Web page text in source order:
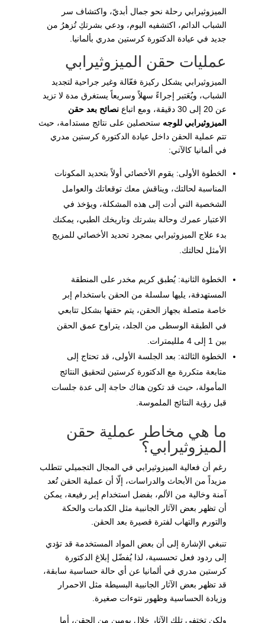
الميزوثيرابي رحلة نحو جمال أبديّ، واكتشاف سر
الشباب الدائم، اكتشفيه اليوم، ودعي بشرتكِ تُزهرُ من
جديد في عيادة الدكتورة كرستين مدري بألمانيا.
عمليات حقن الميزوثيرابي
الميزوثيرابي يشكل ركيزة فعّالة وغير جراحية لتجديد
الشباب، ويُعَتبر إجراءً سهلاً وسريعاً يستغرق مدة لا تزيد
عن 20 إلى 30 دقيقة، ومع اتباع
نصائح بعد حقن
الميزوثيرابي للوجه ستحصلين على نتائج مستدامة، حيث
تتم عملية الحقن داخل عيادة الدكتورة كرستين مدري
في ألمانيا كالآتي:
الخطوة الأولى: يقوم الأخصائي أولاً بتحديد المكونات
المناسبة لحالتك، ويناقش معك توقعاتك والعوامل
الشخصية التي أدت إلى هذه المشكلة، ويؤخذ في
الاعتبار عمرك وحالة بشرتك وتاريخك الطبي، يمكنك
بدء علاج الميزوثيرابي بمجرد تحديد الأخصائي للمزيج
الأمثل لحالتك.
الخطوة الثانية: يُطبق كريم مخدر على المنطقة
المستهدفة، يليها سلسلة من الحقن باستخدام إبر
خاصة متصلة بجهاز الحقن، يتم حقنها بشكل تتابعي
في الطبقة الوسطى من الجلد، يتراوح عمق الحقن
بين 1 إلى 4 ملليمترات.
الخطوة الثالثة: بعد الجلسة الأولى، قد تحتاج إلى
متابعة متكررة مع الدكتورة كرستين لتحقيق النتائج
المأمولة، حيث قد تكون هناك حاجة إلى عدة جلسات
قبل رؤية النتائج الملموسة.
ما هي مخاطر عملية حقن
الميزوثيرابي؟
رغم أن فعالية الميزوثيرابي في المجال التجميلي تتطلب
مزيداً من الأبحاث والدراسات، إلّا أن عملية الحقن تُعد
آمنة وخالية من الألم، بفضل استخدام إبر رفيعة، يمكن
أن تظهر بعض الآثار الجانبية مثل الكدمات والحكة
والتورم والتهاب لفترة قصيرة بعد الحقن.
تنبغي الإشارة إلى أن بعض المواد المستخدمة قد تؤدي
إلى ردود فعل تحسسية، لذا يُفضّل إبلاغ الدكتورة
كرستين مدري في ألمانيا عن أي حالة حساسية سابقة،
قد تظهر بعض الآثار الجانبية البسيطة مثل الاحمرار
وزيادة الحساسية وظهور نتوءات صغيرة.
ولكن تختفي تلك الآثار خلال يومين من الحقن، أما